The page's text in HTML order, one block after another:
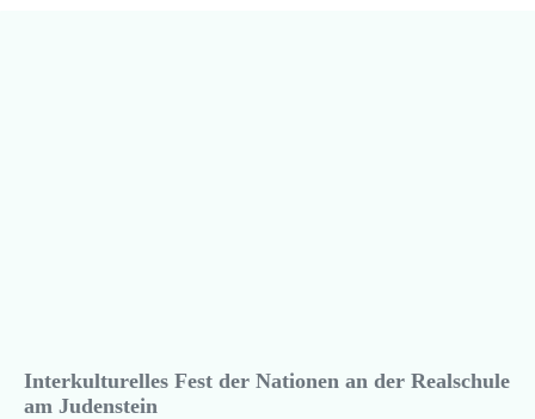
Interkulturelles Fest der Nationen an der Realschule
am Judenstein